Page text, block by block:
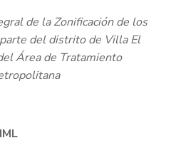
de la Zonificación de los
del distrito de Villa El
Área de Tratamiento